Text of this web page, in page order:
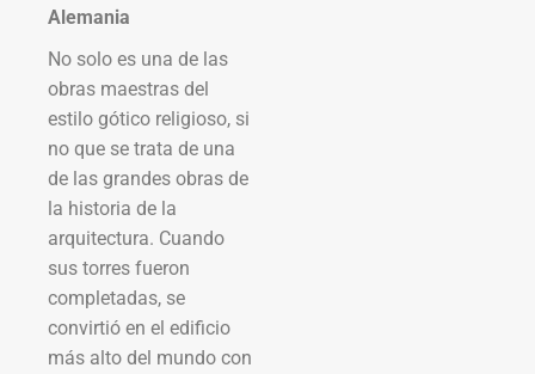
Alemania
No solo es una de las
obras maestras del
estilo gótico religioso, si
no que se trata de una
de las grandes obras de
la historia de la
arquitectura. Cuando
sus torres fueron
completadas, se
convirtió en el edificio
más alto del mundo con